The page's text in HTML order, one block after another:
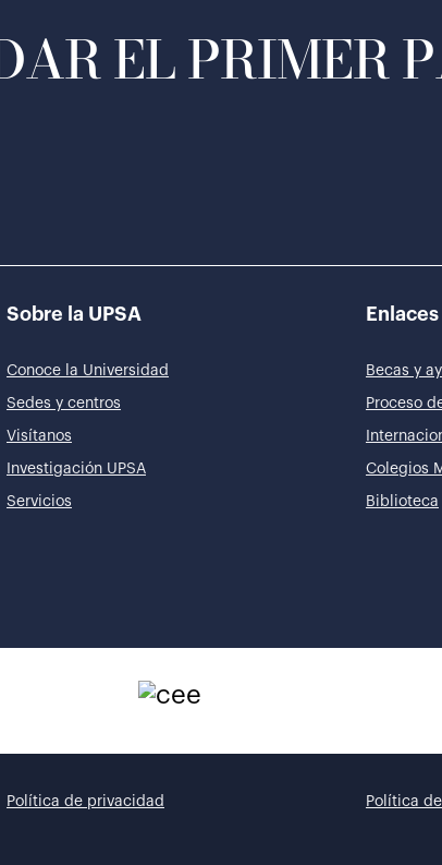
EL PRIMER
Sobre la UPSA
Conoce la Universidad
Sedes y centros
Visítanos
Investigación UPSA
Servicios
Becas y
Proceso
Colegios
Biblioteca
Política de privacidad Política